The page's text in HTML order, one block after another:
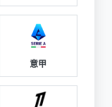
意甲